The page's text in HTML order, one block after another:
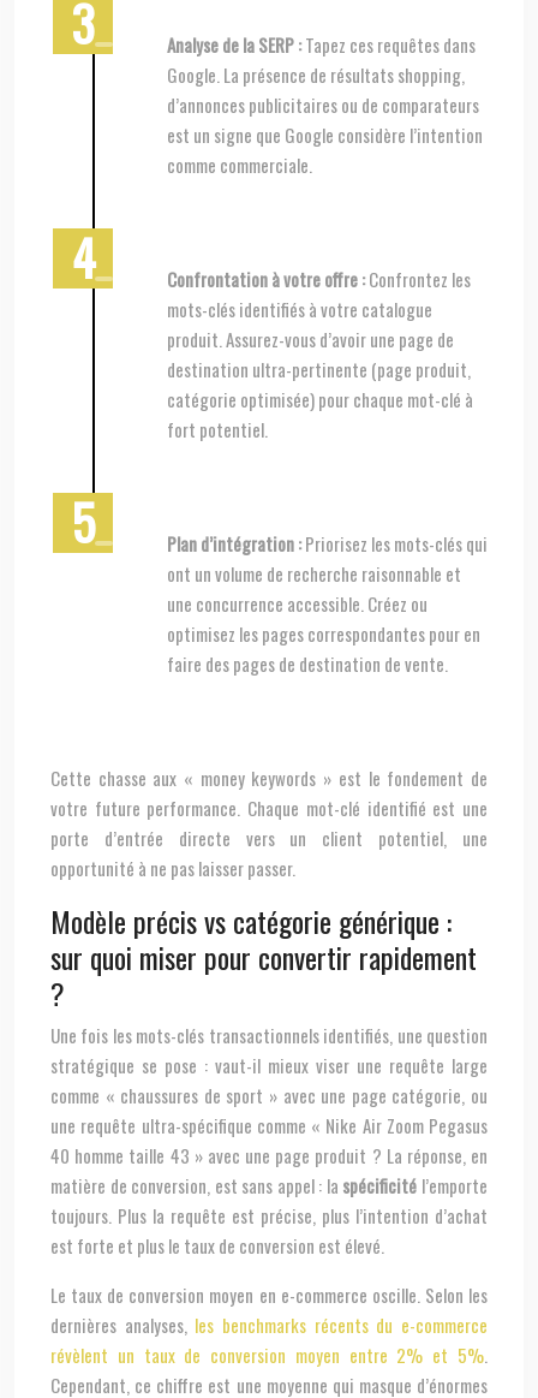
Analyse de la SERP :Tapez ces requêtes dans
Google. La présence de résultats shopping,
d’annonces publicitaires ou de comparateurs
est un signe que Google considère l’intention
comme commerciale.
Confrontation à votre offre :Confrontez les
mots-clés identifiés à votre catalogue
produit. Assurez-vous d’avoir une page de
destination ultra-pertinente (page produit,
catégorie optimisée) pour chaque mot-clé à
fort potentiel.
Plan d’intégration :Priorisez les mots-clés qui
ont un volume de recherche raisonnable et
une concurrence accessible. Créez ou
optimisez les pages correspondantes pour en
faire des pages de destination de vente.
Cette chasse aux « money keywords » est le fondement de
votre future performance. Chaque mot-clé identifié est une
porte d’entrée directe vers un client potentiel, une
opportunité à ne pas laisser passer.
Modèle précis vs catégorie générique :
sur quoi miser pour convertir rapidement
?
Une fois les mots-clés transactionnels identifiés, une question
stratégique se pose : vaut-il mieux viser une requête large
comme « chaussures de sport » avec une page catégorie, ou
une requête ultra-spécifique comme « Nike Air Zoom Pegasus
40 homme taille 43 » avec une page produit ? La réponse, en
matière de conversion, est sans appel : la spécificité l’emporte
toujours. Plus la requête est précise, plus l’intention d’achat
est forte et plus le taux de conversion est élevé.
Le taux de conversion moyen en e-commerce oscille. Selon les
dernières analyses, les benchmarks récents du e-commerce
révèlent un taux de conversion moyen entre 2% et 5%
Cependant, ce chiffre est une moyenne qui masque d’énormes